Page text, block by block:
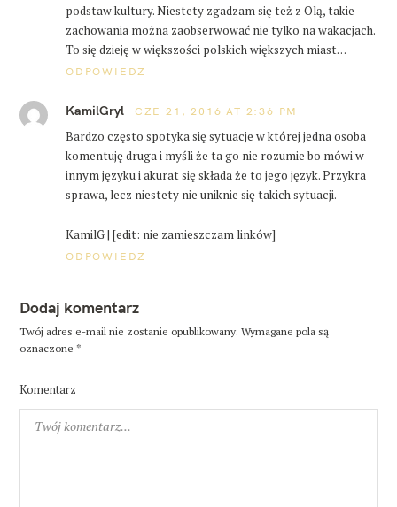
podstaw kultury. Niestety zgadzam się też z Olą, takie
zachowania można zaobserwować nie tylko na wakacjach.
To się dzieję w większości polskich większych miast…
ODPOWIEDZ
KamilGryl CZE 21, 2016 AT 2:36 PM
Bardzo często spotyka się sytuacje w której jedna osoba
komentuję druga i myśli że ta go nie rozumie bo mówi w
innym języku i akurat się składa że to jego język. Przykra
sprawa, lecz niestety nie uniknie się takich sytuacji.
KamilG | [edit: nie zamieszczam linków]
ODPOWIEDZ
Dodaj komentarz
Twój adres e-mail nie zostanie opublikowany. Wymagane pola są
oznaczone *
Komentarz